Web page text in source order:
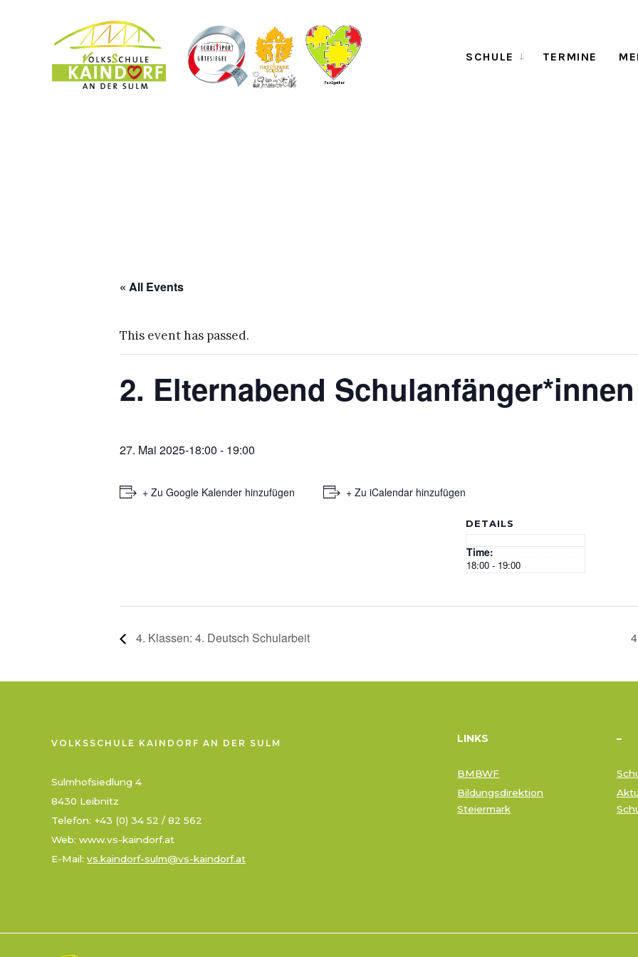
SCHULE TERMINE
« All Events
This event has passed.
2. Elternabend Schulanfänger*innen
27. Mai 2025-18:00 - 19:00
+ Zu Google Kalender hinzufügen + Zu iCalendar hinzufügen
DETAILS
Time:
18:00 - 19:00
4. Klassen: 4. Deutsch Schularbeit
VOLKSSCHULE KAINDORF AN DER SULM
Sulmhofsiedlung 4
8430 Leibnitz
Telefon: +43 (0) 34 52 / 82 562
Web: www.vs-kaindorf.at
E-Mail: vs.kaindorf-sulm@vs-kaindorf.at
LINKS
BMBWF
Bildungsdirektion
Steiermark
–